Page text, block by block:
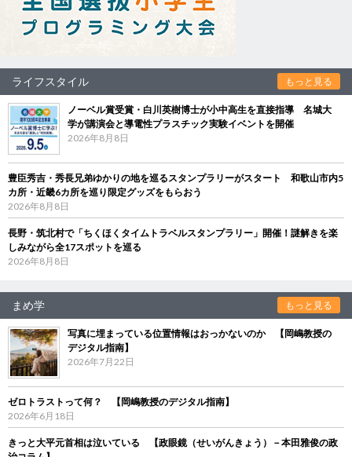
ライフスタイル もっと見る
ノーベル賞受賞・白川英樹博士が小中高生を直接指導 名城大
学が講演会と導電性プラスチック実験イベントを開催
2026年8月8日
豊臣秀吉・秀長兄弟ゆかりの地を巡るスタンプラリーがスタート 和歌山市内5
カ所・近畿6カ所を巡り限定グッズをもらおう
2026年8月8日
長野・筑北村で「ちくほくタイムトラベルスタンプラリー」開催！謎解きを楽
しみながら全17スポットを巡る
2026年8月8日
まめ学 もっと見る
写真に埋まっている位置情報はおっかないのか 【岡嶋教授の
デジタル指南】
2026年7月22日
ゼロトラストって何？ 【岡嶋教授のデジタル指南】
2026年6月18日
きっと大平元首相は泣いている 【政眼鏡（せいがんきょう）－本田雅俊の政